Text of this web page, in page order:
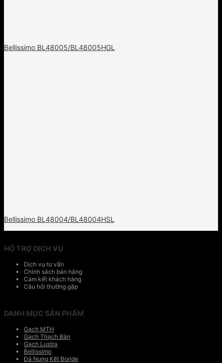
Bellissimo BL48005/BL48005HGL
Bellissimo BL48004/BL48004HSL
HỖ TRỢ DỊCH VỤ
Dịch vụ tư vấn
Chính sách bán hàng
Cam kết khách hàng
Câu hỏi thường gặp
DANH MỤC SẢN PHẨM
Gạch MTH
Gạch Thạch Bàn
Gạch Lustra
Bellissimo
Đá Nung Kết Boride